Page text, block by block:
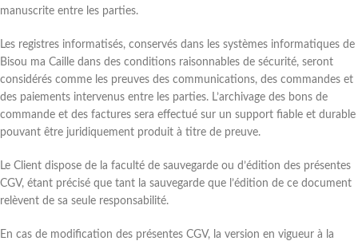
manuscrite entre les parties.
Les registres informatisés, conservés dans les systèmes informatiques de
Bisou ma Caille dans des conditions raisonnables de sécurité, seront
considérés comme les preuves des communications, des commandes et
des paiements intervenus entre les parties. L’archivage des bons de
commande et des factures sera effectué sur un support fiable et durable
pouvant être juridiquement produit à titre de preuve.
Le Client dispose de la faculté de sauvegarde ou d’édition des présentes
CGV, étant précisé que tant la sauvegarde que l’édition de ce document
relèvent de sa seule responsabilité.
En cas de modification des présentes CGV, la version en vigueur à la